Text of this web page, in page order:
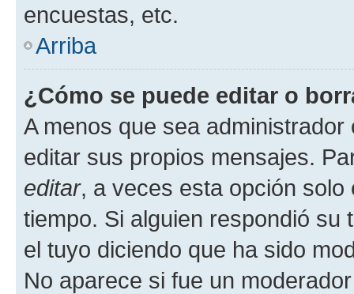
encuestas, etc.
Arriba
¿Cómo se puede editar o
A menos que sea
editar sus propios mensajes.
editar, a veces esta opción
tiempo. Si alguien respondió
el tuyo diciendo que ha sido
No aparece si fue un